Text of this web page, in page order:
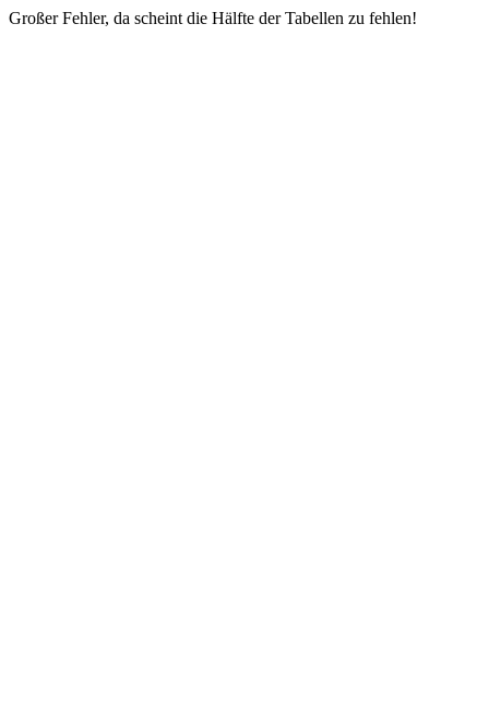
Großer Fehler, da scheint die Hälfte der Tabellen zu fehlen!